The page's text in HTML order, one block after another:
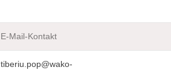
E-Mail-Kontakt
tiberiu.pop@wako-